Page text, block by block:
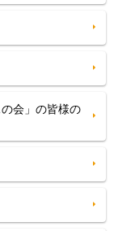
会」の皆様の